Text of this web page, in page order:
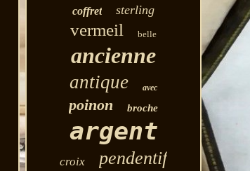
coffret sterling
vermeil belle
ancienne
antique avec
poinon broche
argent
croix pendentif